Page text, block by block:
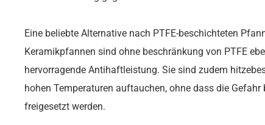
Eine beliebte Alternative nach PTFE-beschichteten
Keramikpfannen sind ohne beschränkung von PTFE
hervorragende Antihaftleistung. Sie sind zudem
hohen Temperaturen auftauchen, ohne dass die
freigesetzt werden.